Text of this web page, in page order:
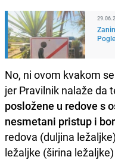
No, ni ovom kvakom
jer Pravilnik nalaže da
posložene u redove s
nesmetani pristup i
redova (duljina
ležaljke (širina